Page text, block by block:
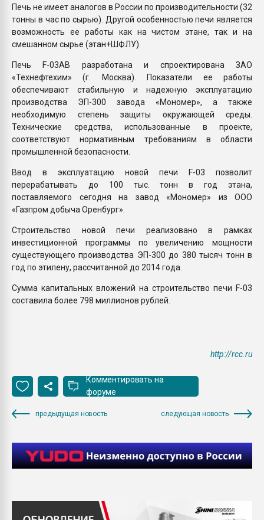
Печь не имеет аналогов в России по производительности (32
тонны в час по сырью). Другой особенностью печи является
возможность ее работы как на чистом этане, так и на
смешанном сырье (этан+ШФЛУ).
Печь F-03АВ разработана и спроектирована ЗАО
«Технефтехим» (г. Москва). Показатели ее работы
обеспечивают стабильную и надежную эксплуатацию
производства ЭП-300 завода «Мономер», а также
необходимую степень защиты окружающей среды.
Технические средства, использованные в проекте,
соответствуют нормативным требованиям в области
промышленной безопасности.
Ввод в эксплуатацию новой печи F-03 позволит
перерабатывать до 100 тыс. тонн в год этана,
поставляемого сегодня на завод «Мономер» из ООО
«Газпром добыча Оренбург».
Строительство новой печи реализовано в рамках
инвестиционной программы по увеличению мощности
существующего производства ЭП-300 до 380 тысяч тонн в
год по этилену, рассчитанной до 2014 года.
Сумма капитальных вложений на строительство печи F-03
составила более 798 миллионов рублей.
http://rcc.ru
Комментировать на
форуме
предыдущая новость следующая новость